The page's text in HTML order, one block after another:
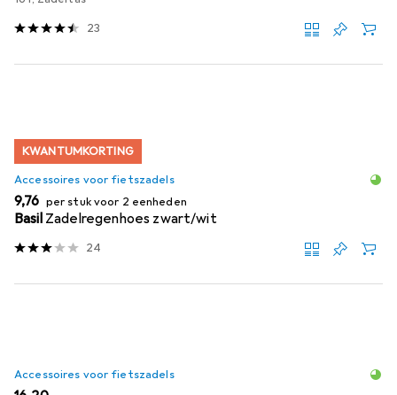
23
KWANTUMKORTING
Accessoires voor fietszadels
EUR
9,76 per stuk voor 2 eenheden
Basil Zadelregenhoes zwart/wit
24
Accessoires voor fietszadels